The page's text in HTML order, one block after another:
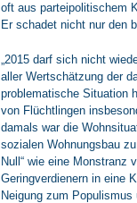
oft aus parteipolitischem
Er schadet nicht nur den
„2015 darf sich nicht
aller Wertschätzung der
problematische Situation
von Flüchtlingen
damals war die
sozialen Wohnungsbau
Null“ wie eine Monstranz
Geringverdienern in eine
Neigung zum